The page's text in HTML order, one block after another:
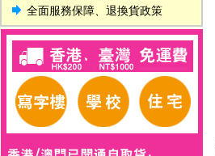
全面服務保障、退換貨政策